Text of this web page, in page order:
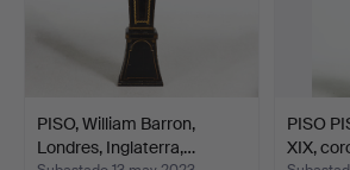
PISO, William Barron,
Londres, Inglaterra,…
PISO
XIX,